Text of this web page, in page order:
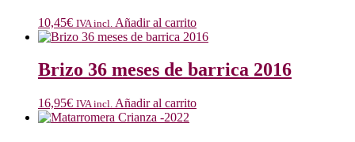
10,45€ IVA incl. Añadir al carrito
Brizo 36 meses de barrica 2016
16,95€ IVA incl. Añadir al carrito